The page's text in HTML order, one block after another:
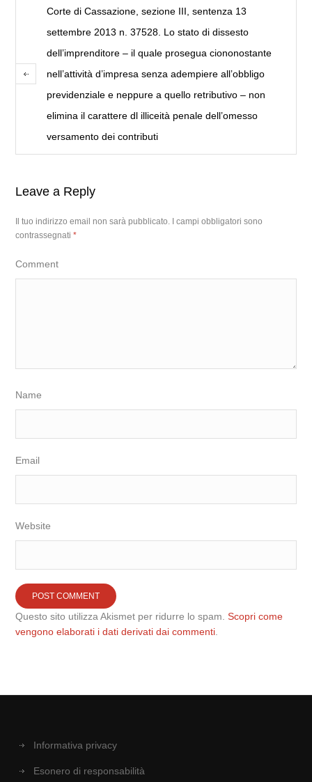
Corte di Cassazione, sezione III, sentenza 13
settembre 2013 n. 37528. Lo stato di dissesto
dell’imprenditore – il quale prosegua ciononostante
nell’attività d’impresa senza adempiere all’obbligo
previdenziale e neppure a quello retributivo – non
elimina il carattere dl illiceità penale dell’omesso
versamento dei contributi
Leave a Reply
Il tuo indirizzo email non sarà pubblicato. I campi obbligatori sono
contrassegnati*
Comment
Name
Email
Website
Questo sito utilizza Akismet per ridurre lo spam.Scopri come
vengono elaborati i dati derivati dai commenti
Informativa privacy
Esonero di responsabilità